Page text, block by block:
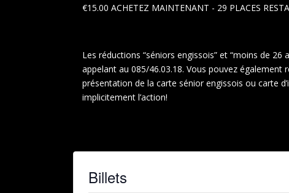
€15.00ACHETEZ MAINTENANT - 29 PLACES
Les réductions “séniors engissois” et “moins de
appelant au 085/46.03.18. Vous pouvez
présentation de la carte sénior engissois ou carte
implicitement l’action!
Billets